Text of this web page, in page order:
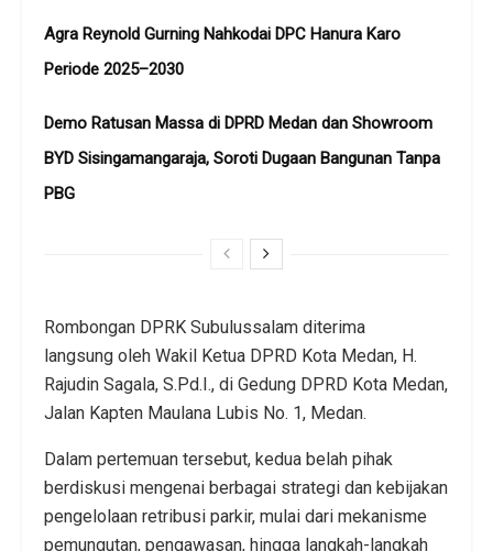
Agra Reynold Gurning Nahkodai DPC Hanura Karo
Periode 2025–2030
Demo Ratusan Massa di DPRD Medan dan Showroom
BYD Sisingamangaraja, Soroti Dugaan Bangunan Tanpa
PBG
Rombongan DPRK Subulussalam diterima
langsung oleh Wakil Ketua DPRD Kota Medan, H.
Rajudin Sagala, S.Pd.I., di Gedung DPRD Kota Medan,
Jalan Kapten Maulana Lubis No. 1, Medan.
Dalam pertemuan tersebut, kedua belah pihak
berdiskusi mengenai berbagai strategi dan kebijakan
pengelolaan retribusi parkir, mulai dari mekanisme
pemungutan, pengawasan, hingga langkah-langkah